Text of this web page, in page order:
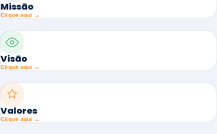
Missão
Clique aqui →
Visão
Clique aqui →
Valores
Clique aqui →